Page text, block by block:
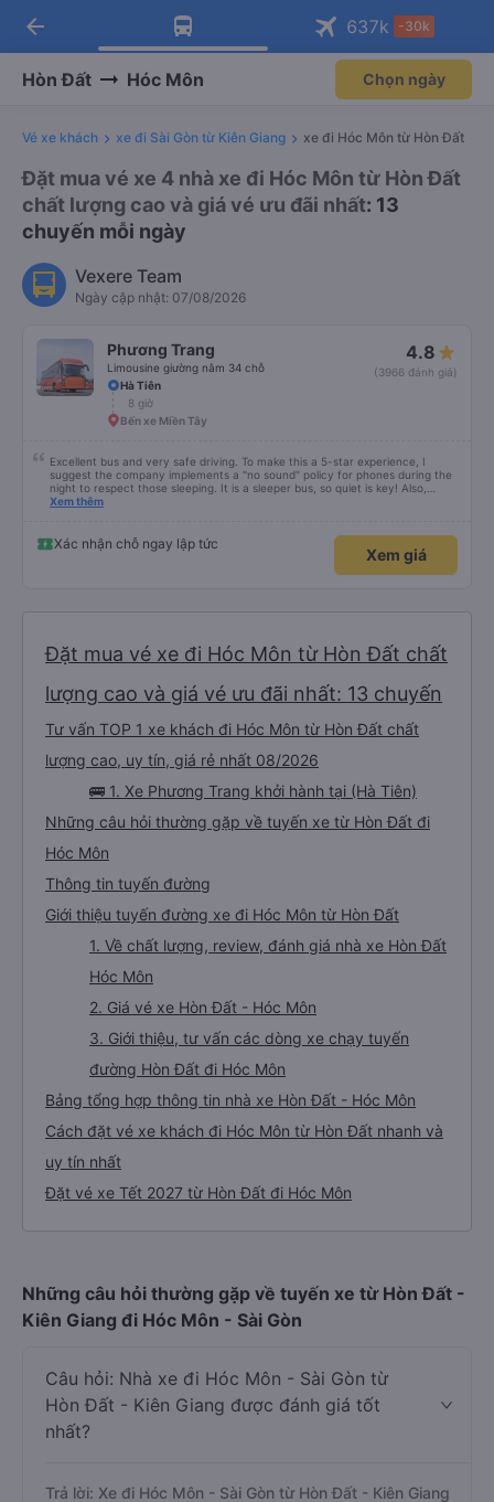
Tải app Vexere ngay!
Nhận ưu đãi thành viên độc
Mở app
Tải app Vexere
-30k/ghế khi đặt vé máy bay qua
Mở app
arrow_back 637k -30k
Hòn Đất Hóc Môn Chọn ngày
Vé xe khách xe đi Sài Gòn từ Kiên Giang xe đi Hóc Môn từ Hòn Đất
Đặt mua vé xe 4 nhà xe đi Hóc Môn từ Hòn Đất
chất lượng cao và giá vé ưu đãi nhất: 13
chuyến mỗi ngày
Vexere Team
Ngày cập nhật: 07/08/2026
Phương Trang
Limousine giường nằm 34 chỗ
4.8
(3966 đánh giá)
Hà Tiên
8 giờ
Bến xe Miền Tây
Excellent bus and very safe driving. To make this a 5-star experience, I
suggest the company implements a "no sound" policy for phones during the
night to respect those sleeping. It is a sleeper bus, so quiet is key! Also,
please display the Wi-Fi password clearly inside the cabin for convenience. I
quy định rõ ràng về việc giữ im lặng (tắt âm thanh điện thoại) vào ban đêm
để tránh làm phiền hành khách khác ngủ. Ngoài ra, nhà xe nên dán sẵn mật
khẩu Wi-Fi trong xe để hành khách dễ dàng sử dụng. Tôi vẫn sẽ tiếp tục ủng
Xem thêm
Xác nhận chỗ ngay lập tức
Xem giá
Đặt mua vé xe đi Hóc Môn từ Hòn Đất chất
lượng cao và giá vé ưu đãi nhất: 13 chuyến
Tư vấn TOP 1 xe khách đi Hóc Môn từ Hòn Đất chất
lượng cao, uy tín, giá rẻ nhất 08/2026
🚌 1. Xe Phương Trang khởi hành tại (Hà Tiên)
Những câu hỏi thường gặp về tuyến xe từ Hòn Đất đi
Hóc Môn
Thông tin tuyến đường
Giới thiệu tuyến đường xe đi Hóc Môn từ Hòn Đất
1. Về chất lượng, review, đánh giá nhà xe Hòn Đất
Hóc Môn
2. Giá vé xe Hòn Đất - Hóc Môn
3. Giới thiệu, tư vấn các dòng xe chạy tuyến
đường Hòn Đất đi Hóc Môn
Bảng tổng hợp thông tin nhà xe Hòn Đất - Hóc Môn
Cách đặt vé xe khách đi Hóc Môn từ Hòn Đất nhanh và
uy tín nhất
Đặt vé xe Tết 2027 từ Hòn Đất đi Hóc Môn
Những câu hỏi thường gặp về tuyến xe từ Hòn Đất -
Kiên Giang đi Hóc Môn - Sài Gòn
Câu hỏi: Nhà xe đi Hóc Môn - Sài Gòn từ
Hòn Đất - Kiên Giang được đánh giá tốt
nhất?
Trả lời: Xe đi Hóc Môn - Sài Gòn từ Hòn Đất - Kiên Giang